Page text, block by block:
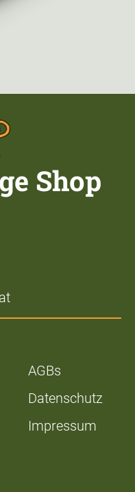
Shop
AGBs
Datenschutz
Impressum